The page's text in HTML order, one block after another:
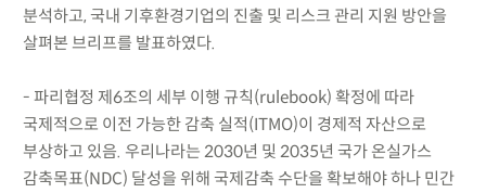
분석하고, 국내 기후환경기업의 진출 및 리스크 관리 지원 방안을
살펴본 브리프를 발표하였다.
- 파리협정 제6조의 세부 이행 규칙(rulebook) 확정에 따라
국제적으로 이전 가능한 감축 실적(ITMO)이 경제적 자산으로
부상하고 있음. 우리나라는 2030년 및 2035년 국가 온실가스
감축목표(NDC) 달성을 위해 국제감축 수단을 확보해야 하나 민간